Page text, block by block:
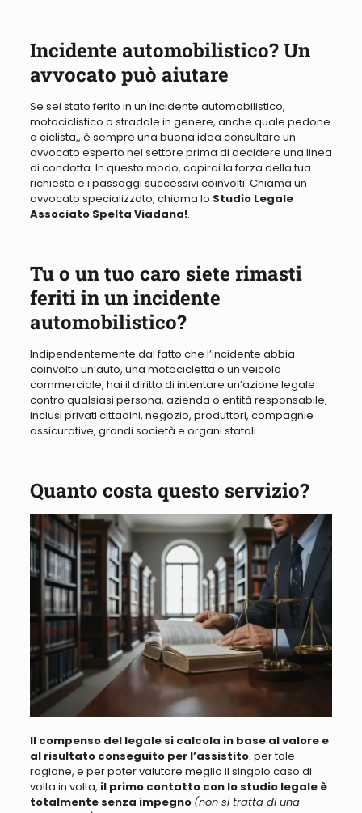
Incidente automobilistico? Un
avvocato può aiutare
Se sei stato ferito in un incidente automobilistico,
motociclistico o stradale in genere, anche quale pedone
o ciclista,, è sempre una buona idea consultare un
avvocato esperto nel settore prima di decidere una linea
di condotta. In questo modo, capirai la forza della tua
richiesta e i passaggi successivi coinvolti. Chiama un
avvocato specializzato, chiama lo Studio Legale
Associato Spelta Viadana!.
Tu o un tuo caro siete rimasti
feriti in un incidente
automobilistico?
Indipendentemente dal fatto che l’incidente abbia
coinvolto un’auto, una motocicletta o un veicolo
commerciale, hai il diritto di intentare un’azione legale
contro qualsiasi persona, azienda o entità responsabile,
inclusi privati ​​cittadini, negozio, produttori, compagnie
assicurative, grandi società e organi statali.
Quanto costa questo servizio?
Il compenso del legale si calcola in base al valore e
alrisultato conseguito per l’assistito; per tale
ragione, e per poter valutare meglio il singolo caso di
volta in volta, il primo contatto con lo studio legaleè
totalmente senza impegno (non si tratta di una